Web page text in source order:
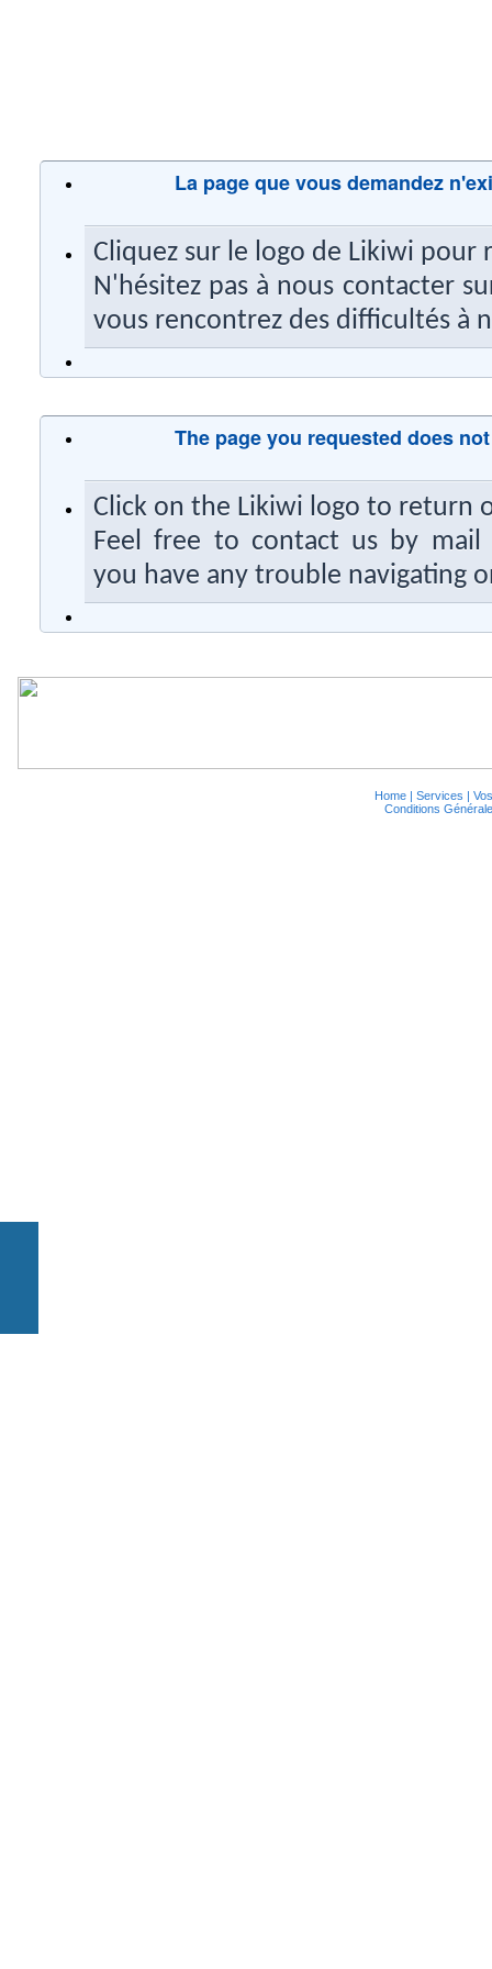
La page que vous demandez
Cliquez sur le logo de Likiwi pour
N'hésitez pas à nous contacter
vous rencontrez des difficultés à
The page you requested does
Click on the Likiwi logo to return
Feel free to contact us by
you have any trouble navigating
Home| Services |
Conditions